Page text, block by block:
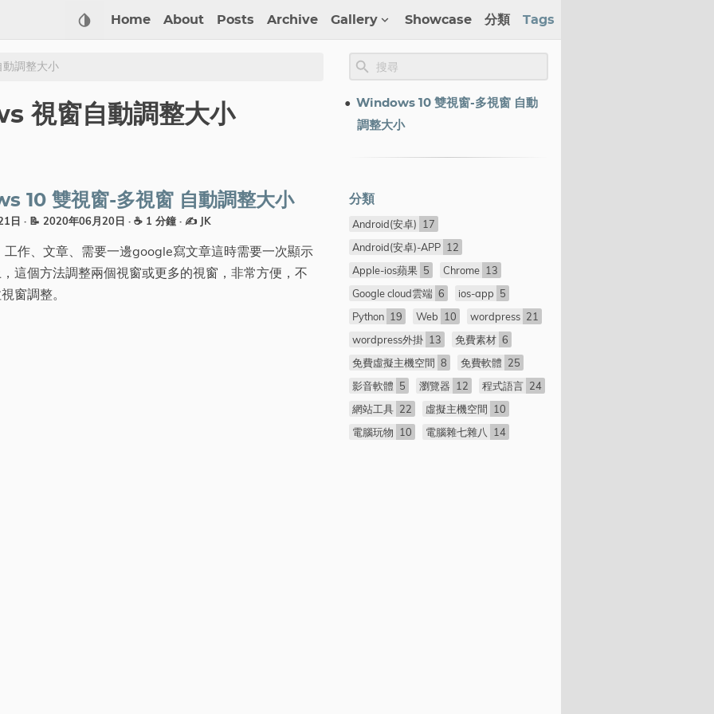
Home About Posts Archive Gallery Showcase 分類 Tags
調整大小
視窗自動調整大小
10 雙視窗-多視窗 自動調整大小
日 · 📝 2020年06月20日 · ☕ 1 分鐘 · ✍️ JK
工作、文章、需要一邊google寫文章這時需要一次顯示
這個方法調整兩個視窗或更多的視窗，非常方便，不
窗調整。
Windows 10 雙視窗-多視窗 自動
調整大小
分類
Android(安卓)
17
Android(安卓)-APP 12
Apple-ios蘋果 5 Chrome 13
Google cloud雲端 6 ios-app 5
Python 19 Web 10 wordpress 21
wordpress外掛 13 免費素材 6
免費虛擬主機空間 8 免費軟體 25
影音軟體 5 瀏覽器 12 程式語言 24
網站工具 22 虛擬主機空間
10
電腦玩物
10 電腦雜七雜八 14